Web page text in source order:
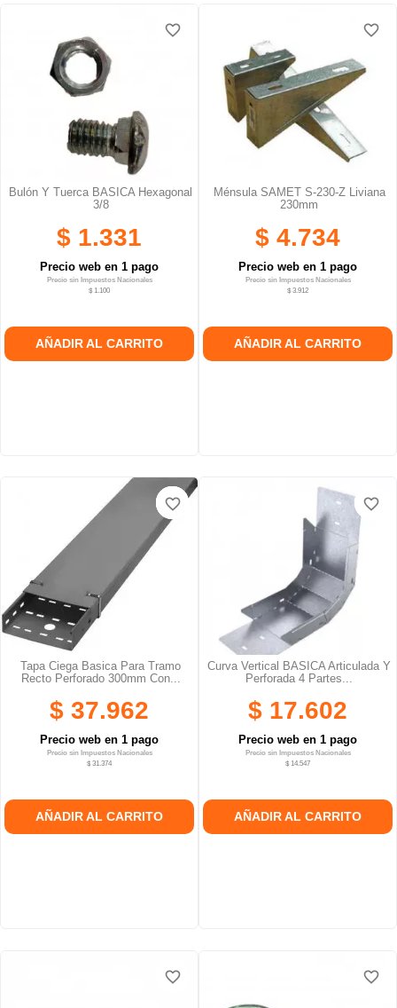
Bulón Y Tuerca BASICA Hexagonal
3/8
$ 1.331
Precio web en 1 pago
Precio sin Impuestos Nacionales
$ 1.100
AÑADIR AL CARRITO
favorite_border
favorite_border
favorite_border
Ménsula SAMET S-230-Z Liviana
230mm
$ 4.734
Precio web en 1 pago
Precio sin Impuestos Nacionales
$ 3.912
AÑADIR AL CARRITO
favorite_border
favorite_border
favorite_border
Tapa Ciega Basica Para Tramo
Recto Perforado 300mm Con...
$ 37.962
Precio web en 1 pago
Precio sin Impuestos Nacionales
$ 31.374
AÑADIR AL CARRITO
favorite_border
favorite_border
favorite_border
Curva Vertical BASICA Articulada Y
Perforada 4 Partes...
$ 17.602
Precio web en 1 pago
Precio sin Impuestos Nacionales
$ 14.547
AÑADIR AL CARRITO
favorite_border
favorite_border
favorite_border
favorite_border
favorite_border
favorite_border favorite_border
favorite_border
favorite_border